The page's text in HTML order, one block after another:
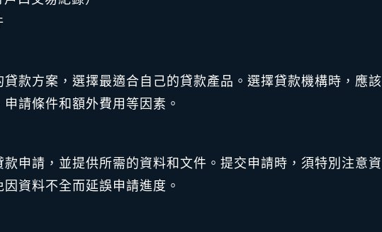
貸款方案，選擇最適合自己的貸款產品。選擇貸款機構時，應該
請條件和額外費用等因素。
申請，並提供所需的資料和文件。提交申請時，須特別注意資
資料不全而延誤申請進度。